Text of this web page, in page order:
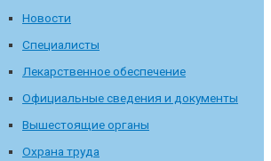
Новости
Специалисты
Лекарственное обеспечение
Официальные сведения и документы
Вышестоящие органы
Охрана труда